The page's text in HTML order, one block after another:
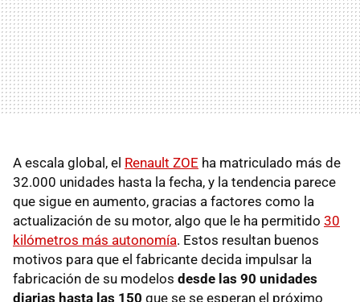
A escala global, el Renault ZOE ha matriculado más de
32.000 unidades hasta la fecha, y la tendencia parece
que sigue en aumento, gracias a factores como la
actualización de su motor, algo que le ha permitido 30
kilómetros más autonomía. Estos resultan buenos
motivos para que el fabricante decida impulsar la
fabricación de su modelos desde las 90 unidades
diarias hasta las 150 que se se esperan el próximo